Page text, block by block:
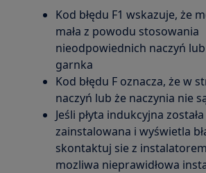
Kod błędu F1 wskazuje, że
mała z powodu stosowania
nieodpowiednich naczyń
garnka
Kod błędu F oznacza, że w
naczyń lub że naczynia nie
Jeśli płyta indukcyjna
zainstalowana i wyświetla
skontaktuj sie z
mozliwa nieprawidłowa